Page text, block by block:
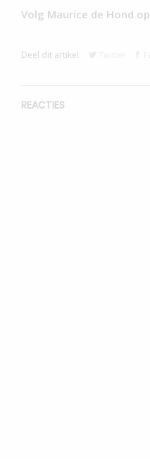
Volg Maurice de Hond op
Deel dit artikel:
REACTIES